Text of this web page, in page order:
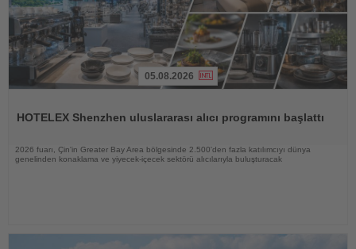
05.08.2026
HOTELEX Shenzhen uluslararası alıcı programını başlattı
2026 fuarı, Çin'in Greater Bay Area bölgesinde 2.500'den fazla katılımcıyı dünya
genelinden konaklama ve yiyecek-içecek sektörü alıcılarıyla buluşturacak